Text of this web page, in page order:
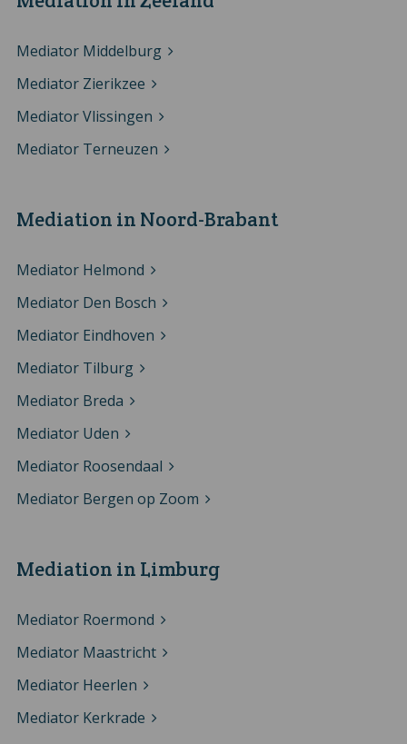
Mediator Middelburg
Mediator Zierikzee
Mediator Vlissingen
Mediator Terneuzen
Mediation in Noord-Brabant
Mediator Helmond
Mediator Den Bosch
Mediator Eindhoven
Mediator Tilburg
Mediator Breda
Mediator Uden
Mediator Roosendaal
Mediator Bergen op Zoom
Mediation in Limburg
Mediator Roermond
Mediator Maastricht
Mediator Heerlen
Mediator Kerkrade